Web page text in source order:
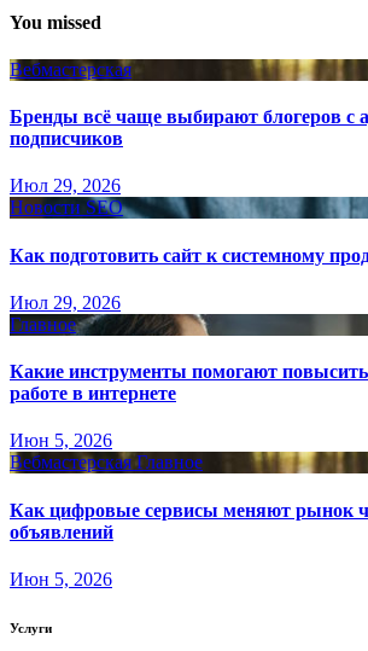
You missed
Вебмастерская
Бренды всё чаще выбирают блогеров с
подписчиков
Июл 29, 2026
Новости SEO
Как подготовить сайт к системному
Июл 29, 2026
Главное
Какие инструменты помогают повысить
работе в интернете
Июн 5, 2026
Вебмастерская Главное
Как цифровые сервисы меняют рынок
объявлений
Июн 5, 2026
Услуги